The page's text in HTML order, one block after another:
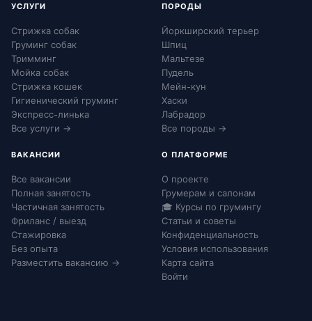
УСЛУГИ
Стрижка собак
Груминг собак
Тримминг
Мойка собак
Стрижка кошек
Гигиенический груминг
Экспресс-линька
Все услуги →
ПОРОДЫ
Йоркширский терьер
Шпиц
Мальтезе
Пудель
Мейн-кун
Хаски
Лабрадор
Все породы →
ВАКАНСИИ
Все вакансии
Полная занятость
Частичная занятость
Фриланс / выезд
Стажировка
Без опыта
Разместить вакансию →
О ПЛАТФОРМЕ
О проекте
Грумерам и салонам
🎓 Курсы по грумингу
Статьи и советы
Конфиденциальность
Условия использования
Карта сайта
Войти